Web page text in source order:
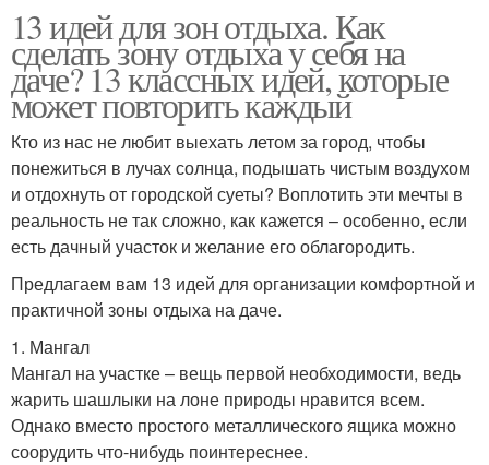
13 идей для зон отдыха. Как
сделать зону отдыха у себя на
даче? 13 классных идей, которые
может повторить каждый
Кто из нас не любит выехать летом за город, чтобы
понежиться в лучах солнца, подышать чистым воздухом
и отдохнуть от городской суеты? Воплотить эти мечты в
реальность не так сложно, как кажется – особенно, если
есть дачный участок и желание его облагородить.
Предлагаем вам 13 идей для организации комфортной и
практичной зоны отдыха на даче.
1. Мангал
Мангал на участке – вещь первой необходимости, ведь
жарить шашлыки на лоне природы нравится всем.
Однако вместо простого металлического ящика можно
соорудить что-нибудь поинтереснее.